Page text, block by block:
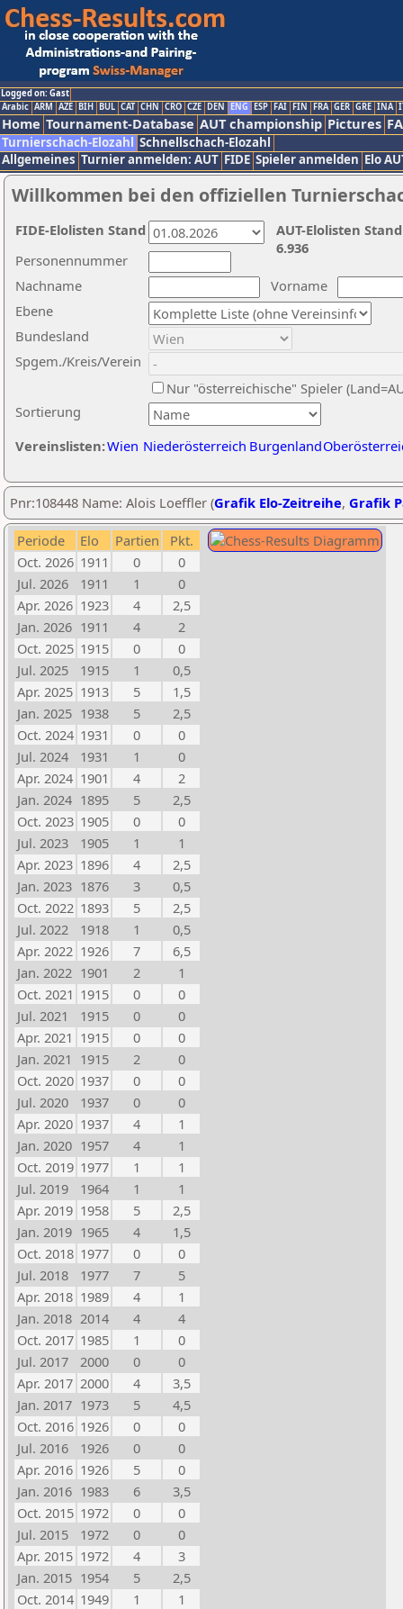
Logged on: Gast
Arabic ARM AZE BIH BUL CAT CHN CRO CZE DEN ENG ESP FAI FIN FRA GER GRE INA
Home Tournament-Database AUT championship Pictures
Turnierschach-Elozahl Schnellschach-Elozahl
Allgemeines Turnier anmelden: AUT FIDE Spieler anmelden Elo
Willkommen bei den offiziellen
Nachname
Vorname
Ebene
Sortierung
Personennummer
Bundesland
Spgem./Kreis/Verein
Nur "österreichische" Spieler
Vereinslisten:Wien Niederösterreich Burgenland
AUT-Elolisten
6.936
FIDE-Elolisten Stand
Pnr:108448 Name: Alois Loeffler (Grafik Elo-Zeitreihe, Grafik
Periode Elo Partien
Pkt.
Oct. 2026 1911 0
0
Jul. 2026
1911 1
0
Apr. 2026 1923 4
2,5
Jan. 2026 1911 4
2
Oct. 2025 1915 0
0
Jul. 2025
1915 1
0,5
Apr. 2025 1913 5
1,5
Jan. 2025 1938 5
2,5
Oct. 2024 1931 0
0
Jul. 2024
1931 1
0
Apr. 2024 1901 4
2
Jan. 2024 1895 5
2,5
Oct. 2023 1905 0
0
Jul. 2023
1905 1
1
Apr. 2023 1896 4
2,5
Jan. 2023 1876 3
0,5
Oct. 2022 1893 5
2,5
Jul. 2022
1918 1
0,5
Apr. 2022 1926 7
6,5
Jan. 2022 1901 2
1
Oct. 2021 1915 0
0
Jul. 2021
1915 0
0
Apr. 2021 1915 0
0
Jan. 2021 1915 2
0
Oct. 2020 1937 0
0
Jul. 2020
1937 0
0
Apr. 2020 1937 4
1
Jan. 2020 1957 4
1
Oct. 2019 1977 1
1
Jul. 2019
1964 1
1
Apr. 2019 1958 5
2,5
Jan. 2019 1965 4
1,5
Oct. 2018 1977 0
0
Jul. 2018
1977 7
5
Apr. 2018 1989 4
1
Jan. 2018 2014 4
4
Oct. 2017 1985 1
0
Jul. 2017
2000 0
0
Apr. 2017 2000 4
3,5
Jan. 2017 1973 5
4,5
Oct. 2016 1926 0
0
Jul. 2016
1926 0
0
Apr. 2016 1926 5
0
Jan. 2016 1983 6
3,5
Oct. 2015 1972 0
0
Jul. 2015
1972 0
0
Apr. 2015 1972 4
3
Jan. 2015 1954 5
2,5
Oct. 2014 1949 1
1